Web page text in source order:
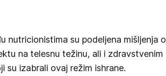
nutricionistima su podeljena mišljenja o
na telesnu težinu, ali i zdravstvenim
su izabrali ovaj režim ishrane.